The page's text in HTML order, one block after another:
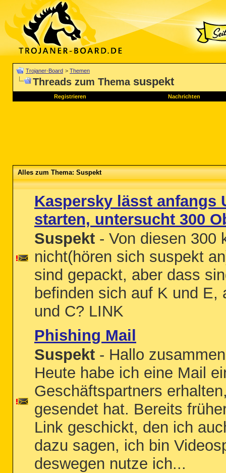
Trojaner-Board > Themen
Threads zum Thema suspekt
Registrieren Nachrichten
Alles zum Thema: Suspekt
Kaspersky lässt anfangs
starten, untersucht 300
Suspekt - Von diesen 300
nicht(hören sich suspekt
sind gepackt, aber dass
befinden sich auf K und E,
und C? LINK
Phishing Mail
Suspekt - Hallo
Heute habe ich eine Mail
Geschäftspartners
gesendet hat. Bereits
Link geschickt, den ich
dazu sagen, ich bin
deswegen nutze ich...